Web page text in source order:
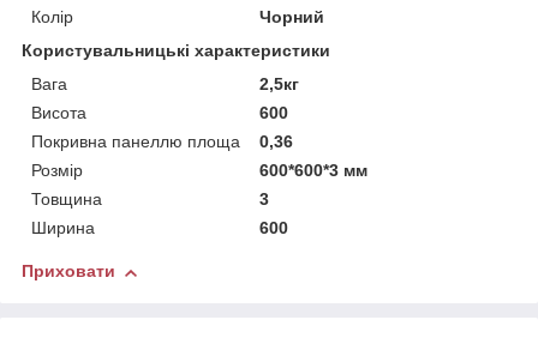
Колір
Чорний
Користувальницькі характеристики
Вага
2,5кг
Висота
600
Покривна панеллю площа
0,36
Розмір
600*600*3 мм
Товщина
3
Ширина
600
Приховати